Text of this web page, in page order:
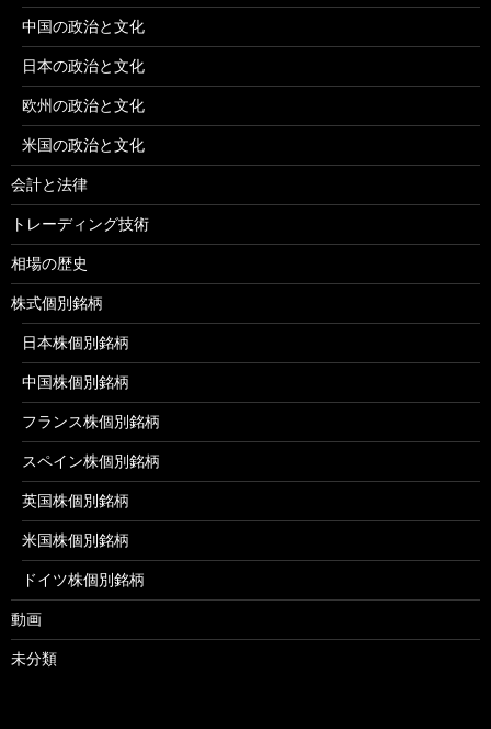
中国の政治と文化
日本の政治と文化
欧州の政治と文化
米国の政治と文化
会計と法律
トレーディング技術
相場の歴史
株式個別銘柄
日本株個別銘柄
中国株個別銘柄
フランス株個別銘柄
スペイン株個別銘柄
英国株個別銘柄
米国株個別銘柄
ドイツ株個別銘柄
動画
未分類